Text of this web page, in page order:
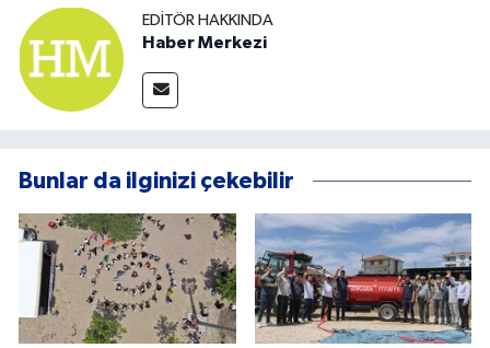
EDITÖR HAKKINDA
Haber Merkezi
Bunlar da ilginizi çekebilir